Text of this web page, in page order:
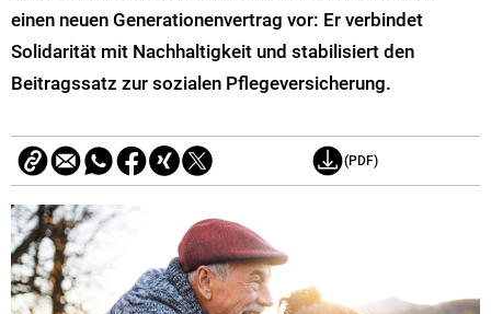
einen neuen Generationenvertrag vor: Er verbindet
Solidarität mit Nachhaltigkeit und stabilisiert den
Beitragssatz zur sozialen Pflegeversicherung.
(PDF)